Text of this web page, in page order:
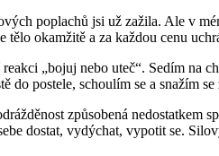
poplachů jsi už zažila. Ale v
tělo okamžitě a za každou cenu
„bojuj nebo uteč“. Sedím na
do postele, schoulím se a snažím
způsobená
dostat, vydýchat, vypotit se.